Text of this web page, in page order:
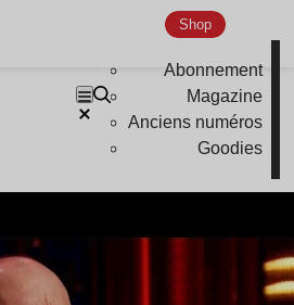
Shop
Abonnement
Magazine
Anciens numéros
Goodies